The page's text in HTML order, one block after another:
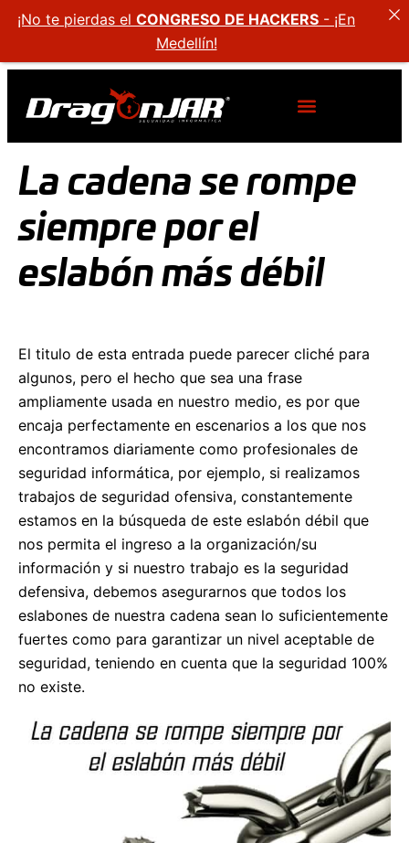
La cadena se rompe
siempre por el
eslabón más débil
El titulo de esta entrada puede parecer cliché para
algunos, pero el hecho que sea una frase
ampliamente usada en nuestro medio, es por que
encaja perfectamente en escenarios a los que nos
encontramos diariamente como profesionales de
seguridad informática, por ejemplo, si realizamos
trabajos de seguridad ofensiva, constantemente
estamos en la búsqueda de este eslabón débil que
nos permita el ingreso a la organización/su
información y si nuestro trabajo es la seguridad
defensiva, debemos asegurarnos que todos los
eslabones de nuestra cadena sean lo suficientemente
fuertes como para garantizar un nivel aceptable de
seguridad, teniendo en cuenta que la seguridad 100%
no existe.
¡No te pierdas el CONGRESO DE HACKERS - ¡En
Medellín!